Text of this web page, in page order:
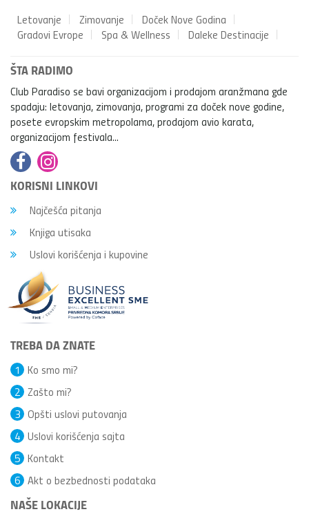
Letovanje Zimovanje
Doček Nove Godina
Gradovi Evrope
Spa & Wellness Daleke Destinacije
ŠTA RADIMO
Club Paradiso se bavi organizacijom i prodajom aranžmana gde
spadaju: letovanja, zimovanja, programi za doček nove godine,
posete evropskim metropolama, prodajom avio karata,
organizacijom festivala...
KORISNI LINKOVI
Najčešća pitanja
Knjiga utisaka
Uslovi korišćenja i kupovine
TREBA DA ZNATE
Ko smo mi?
1
Zašto mi?
2
Opšti uslovi putovanja
3
Uslovi korišćenja sajta
4
Kontakt
5
Akt o bezbednosti podataka
6
NAŠE LOKACIJE